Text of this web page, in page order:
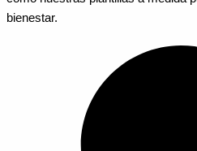
bienestar.